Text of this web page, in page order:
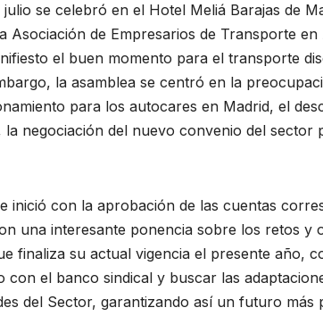
julio se celebró en el Hotel Meliá Barajas de
Asociación de Empresarios de Transporte
el buen momento para el transporte
la asamblea se centró en la
para los autocares en Madrid, el
la negociación del nuevo convenio del sector
inició con la aprobación de las cuentas
una interesante ponencia sobre los retos y
finaliza su actual vigencia el presente año,
con el banco sindical y buscar las
del Sector, garantizando así un futuro